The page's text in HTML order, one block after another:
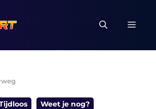
Weet je nog?